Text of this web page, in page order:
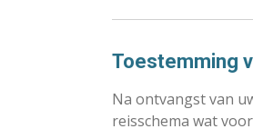
Toestemming
Na ontvangst van
reisschema wat